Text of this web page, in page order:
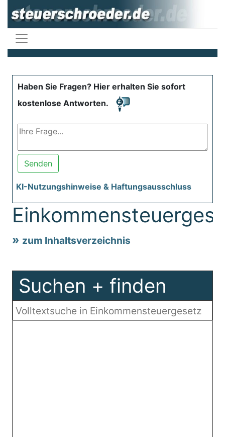
Haben Sie Fragen? Hier erhalten Sie sofort
kostenlose Antworten.
Senden
KI-Nutzungshinweise & Haftungsausschluss
zum Inhaltsverzeichnis
Suchen + finden